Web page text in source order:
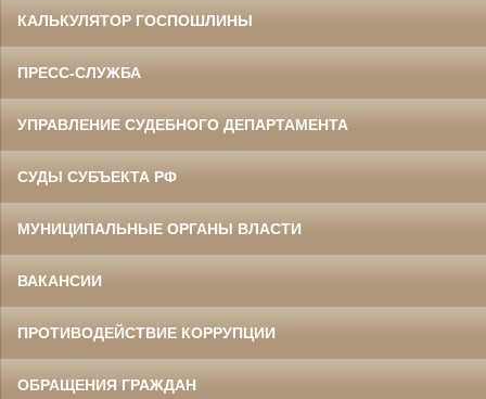
КАЛЬКУЛЯТОР ГОСПОШЛИНЫ
ПРЕСС-СЛУЖБА
УПРАВЛЕНИЕ СУДЕБНОГО ДЕПАРТАМЕНТА
СУДЫ СУБЪЕКТА РФ
МУНИЦИПАЛЬНЫЕ ОРГАНЫ ВЛАСТИ
ВАКАНСИИ
ПРОТИВОДЕЙСТВИЕ КОРРУПЦИИ
ОБРАЩЕНИЯ ГРАЖДАН